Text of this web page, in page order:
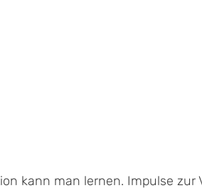
kann man lernen. Impulse zur